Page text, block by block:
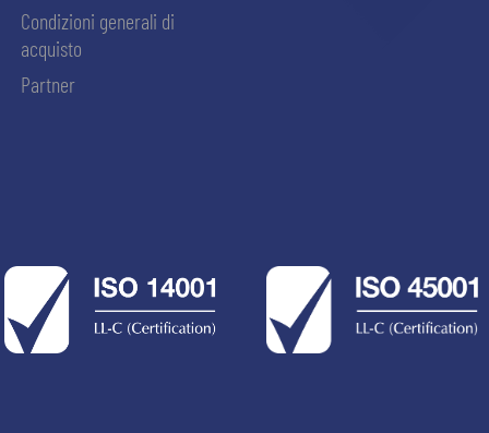
Condizioni generali di
acquisto
Partner